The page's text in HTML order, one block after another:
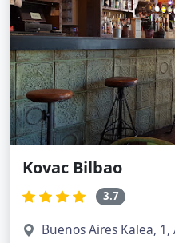
Kovac Bilbao
3.7
Buenos Aires Kalea,